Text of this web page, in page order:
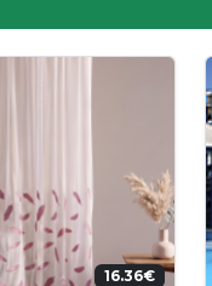
178.95€ (350лв.)